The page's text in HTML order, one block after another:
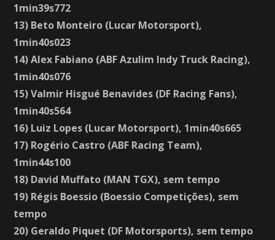
1min39s772
13) Beto Monteiro (Lucar Motorsport),
1min40s023
14) Alex Fabiano (ABF Azulim Indy Truck Racing),
1min40s076
15) Valmir Hisgué Benavides (DF Racing Fans),
1min40s564
16) Luiz Lopes (Lucar Motorsport), 1min40s665
17) Rogério Castro (ABF Racing Team),
1min44s100
18) David Muffato (MAN TGX), sem tempo
19) Régis Boessio (Boessio Competições), sem
tempo
20) Geraldo Piquet (DF Motorsports), sem tempo